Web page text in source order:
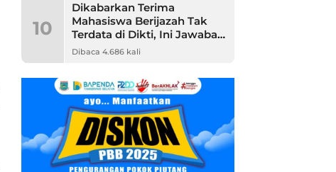
10
Dikabarkan Terima
Mahasiswa Berijazah Tak
Terdata di Dikti, Ini Jawaban
Unpam
Dibaca 4.686 kali